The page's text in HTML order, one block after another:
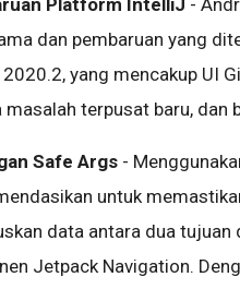
Platform IntelliJ -
dan pembaruan yang
yang mencakup UI
masalah terpusat baru, dan
Safe Args -
untuk
data antara dua
Jetpack Navigation.